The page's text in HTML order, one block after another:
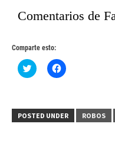
Comentarios de
Comparte esto:
Haz
clic
(Se
abre
Haz
clic
(Se
abre
POSTED UNDER ROBOS